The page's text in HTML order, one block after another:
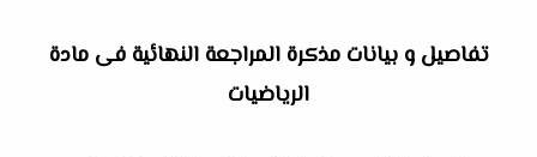
تفاصيل و بيانات مذكرة المراجعة النهائية فى مادة
الرياضيات